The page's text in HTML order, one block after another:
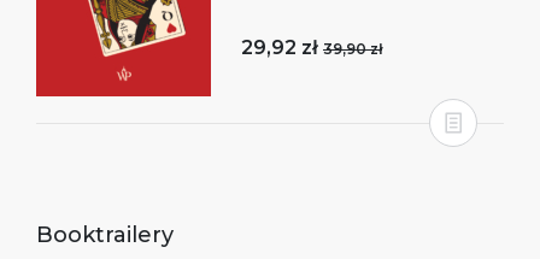
29,92 zł 39,90 zł
Booktrailery